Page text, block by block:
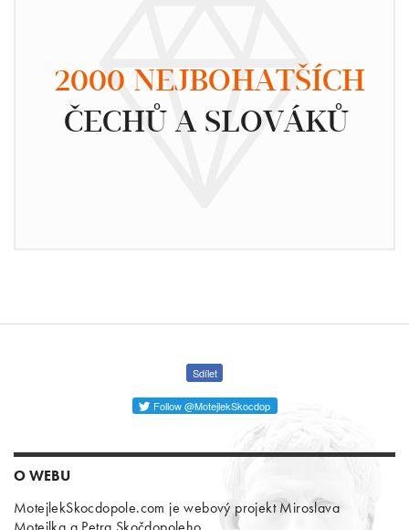
2000 NEJBOHATŠÍCH
ČECHŮ A SLOVÁKŮ
Sdílet
Follow @MotejlekSkocdop
O WEBU
MotejlekSkocdopole.com je webový projekt Miroslava